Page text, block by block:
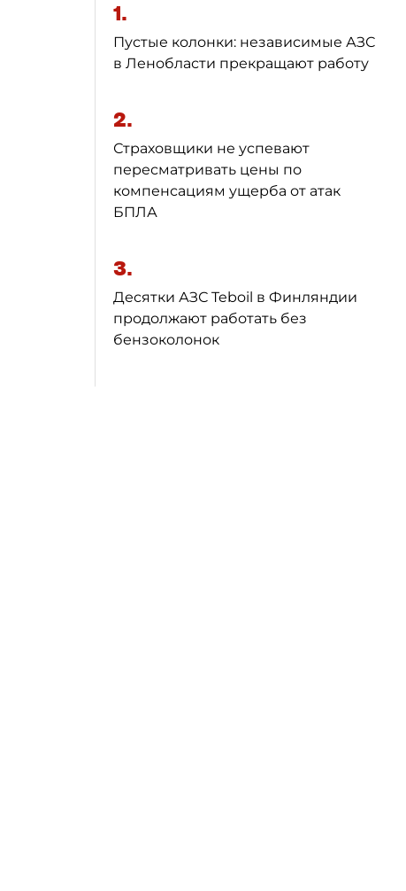
1.
Пустые колонки: независимые АЗС
в Ленобласти прекращают работу
2.
Страховщики не успевают
пересматривать цены по
компенсациям ущерба от атак
БПЛА
3.
Десятки АЗС Teboil в Финляндии
продолжают работать без
бензоколонок